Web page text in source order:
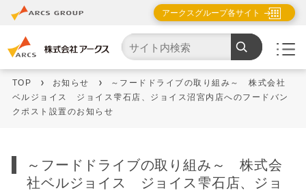
アークスグループ各サイト
TOP お知らせ
～フードドライブの取り組み～ 株式会社
ベルジョイス ジョイス雫石店、ジョイス沼宮内店へのフードバン
クポスト設置のお知らせ
～フードドライブの取り組み～ 株式会
社ベルジョイス ジョイス雫石店、ジョ